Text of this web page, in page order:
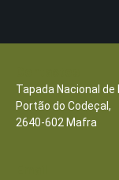
Tapada Nacional de
Portão do Codeçal,
2640-602 Mafra